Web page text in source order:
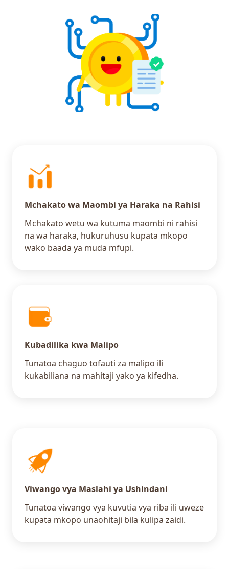
Mchakato wa Maombi ya Haraka na Rahisi
Mchakato wetu wa kutuma maombi ni rahisi
na wa haraka, hukuruhusu kupata mkopo
wako baada ya muda mfupi.
Kubadilika kwa Malipo
Tunatoa chaguo tofauti za malipo ili
kukabiliana na mahitaji yako ya kifedha.
Viwango vya Maslahi ya Ushindani
Tunatoa viwango vya kuvutia vya riba ili uweze
kupata mkopo unaohitaji bila kulipa zaidi.